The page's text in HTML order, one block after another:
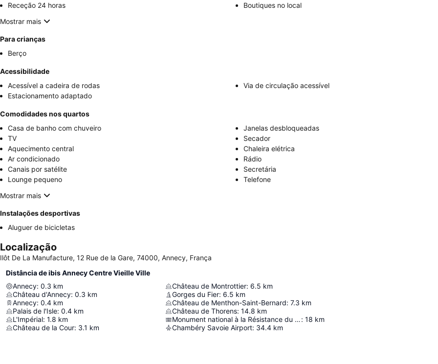
Receção 24 horas
Boutiques no local
Mostrar mais
Para crianças
Berço
Acessibilidade
Acessível a cadeira de rodas
Via de circulação acessível
Estacionamento adaptado
Comodidades nos quartos
Casa de banho com chuveiro
Janelas desbloqueadas
TV
Secador
Aquecimento central
Chaleira elétrica
Ar condicionado
Rádio
Canais por satélite
Secretária
Lounge pequeno
Telefone
Mostrar mais
Instalações desportivas
Aluguer de bicicletas
Localização
Ilôt De La Manufacture, 12 Rue de la Gare, 74000, Annecy, França
Distância de ibis Annecy Centre Vieille Ville
Annecy: 0.3 km
Château d'Annecy: 0.3 km
Annecy: 0.4 km
Palais de l'Isle: 0.4 km
L'Impérial: 1.8 km
Château de la Cour: 3.1 km
Château de Montrottier: 6.5 km
Gorges du Fier: 6.5 km
Château de Menthon-Saint-Bernard: 7.3 km
Château de Thorens: 14.8 km
Monument national à la Résistance du plateau des Glières: 18 km
Chambéry Savoie Airport: 34.4 km